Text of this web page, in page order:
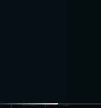
Example H2